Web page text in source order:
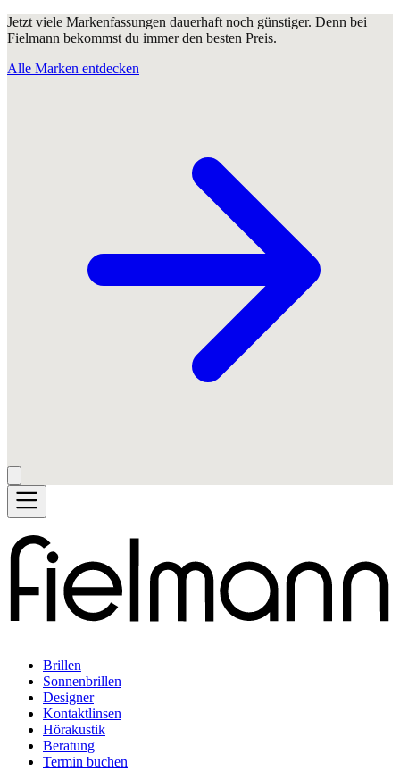
Jetzt viele Markenfassungen dauerhaft noch günstiger. Denn bei
Fielmann bekommst du immer den besten Preis.
Alle Marken entdecken
Brillen
Sonnenbrillen
Designer
Kontaktlinsen
Hörakustik
Beratung
Termin buchen